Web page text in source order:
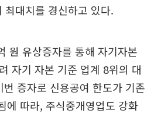
최대치를 경신하고 있다.
원 유상증자를 통해 자기자본
자기 자본 기준 업계 8위의 대
증자로 신용공여 한도가 기존
에 따라, 주식중개영업도 강화